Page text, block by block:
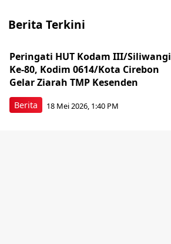
Berita Terkini
Berita
Peringati HUT Kodam III/Siliwangi
Ke-80, Kodim 0614/Kota Cirebon
Gelar Ziarah TMP Kesenden
18 Mei 2026, 1:40 PM